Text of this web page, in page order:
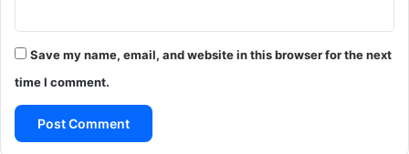
Save my name, email, and website in this browser for the next
time I comment.